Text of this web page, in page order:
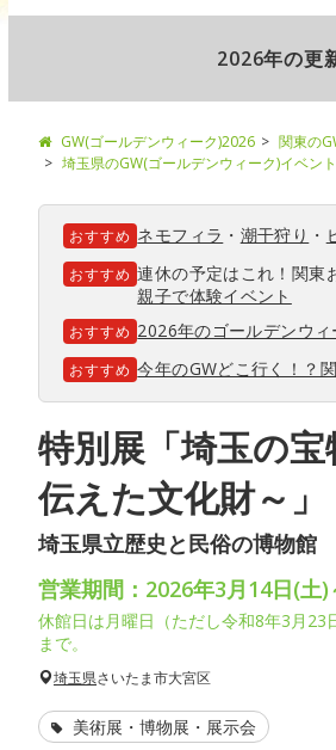
2026年の更
GW(ゴールデンウィーク)2026 関東の
埼玉県のGW(ゴールデンウィーク)イベント
おすすめ ネモフィラ ・ 潮干狩り ・
おすすめ 連休の予定はこれ！関東
親子で体験イベント
おすすめ 2026年のゴールデンウ
おすすめ 今年のGWどこ行く！？
特別展「埼玉の
伝えた文化財～」
埼玉県立歴史と民俗の博物館
営業期間：2026年3月14日(土)
休館日は月曜日（ただし令和8年3月
まで。
埼玉県さいたま市大宮区
美術展・博物展・展示会